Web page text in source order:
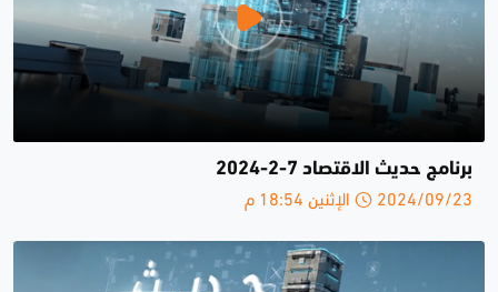
برنامج حديث الاقتصاد 7-2-2024
2024/09/23 الإثنين 18:54 م